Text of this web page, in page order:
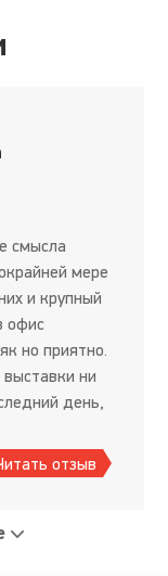
смысла
мере
и крупный
офис
но приятно.
ни
день,
отзыв